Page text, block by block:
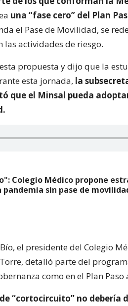
una “fase cero” del Plan
el Pase de Movilidad, se
actividades de riesgo.
propuesta y dijo que la
esta jornada, la
que el Minsal pueda
Colegio Médico propone
sin pase de
el presidente del Colegio
detalló parte del
como en el Plan Paso
“cortocircuito” no debería